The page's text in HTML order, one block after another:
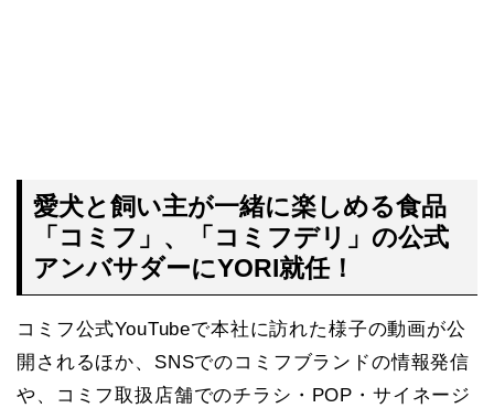
愛犬と飼い主が一緒に楽しめる食品
「コミフ」、「コミフデリ」の公式
アンバサダーにYORI就任！
コミフ公式YouTubeで本社に訪れた様子の動画が公
開されるほか、SNSでのコミフブランドの情報発信
や、コミフ取扱店舗でのチラシ・POP・サイネージ